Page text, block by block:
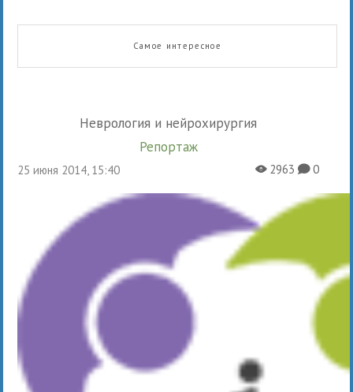
Самое интересное
Неврология и нейрохирургия
Репортаж
25 июня 2014, 15:40 X2963K0